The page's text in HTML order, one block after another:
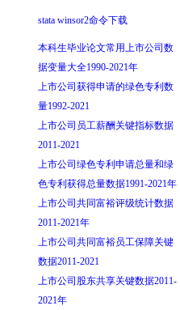
stata winsor2命令下载
本科生毕业论文常用上市公司数
据变量大全1990-2021年
上市公司获得申请的绿色专利数
量1992-2021
上市公司员工薪酬关键指标数据
2011-2021
上市公司绿色专利申请总量和绿
色专利获得总量数据1991-2021年
上市公司共同富裕评级统计数据
2011-2021年
上市公司共同富裕员工保障关键
数据2011-2021
上市公司股东共享关键数据2011-
2021年